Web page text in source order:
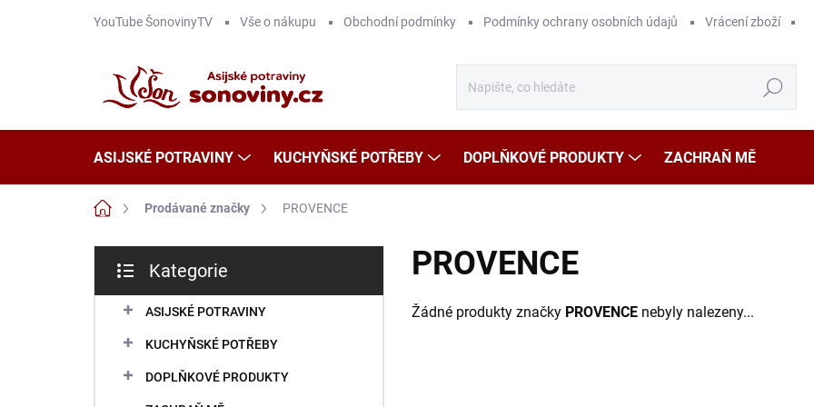
YouTube ŠonovinyTV Vše o nákupu Obchodní podmínky Podmínky ochrany osobních údajů Vrácení zboží
Hledat
ASIJSKÉ POTRAVINY KUCHYŇSKÉ POTŘEBY DOPLŇKOVÉ PRODUKTY ZACHRAŇ MĚ
Domů Prodávané značky PROVENCE
s
kategorie
Kategorie
ASIJSKÉ POTRAVINY
KUCHYŇSKÉ POTŘEBY
DOPLŇKOVÉ PRODUKTY
PROVENCE
Žádné produkty značky PROVENCE nebyly nalezeny...